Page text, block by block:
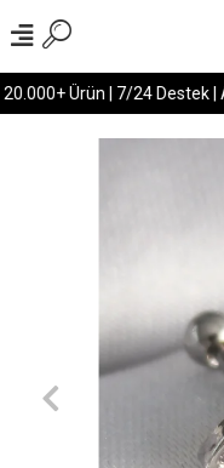
Ürün | 7/24 Destek |